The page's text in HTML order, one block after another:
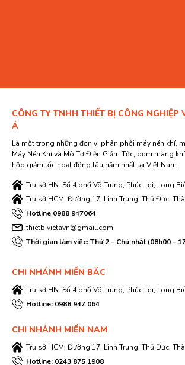
CÔNG TY TNHH THIẾT BỊ CÔNG NGHIỆP
Á
Là một trong những đơn vị phân phối máy nén khí,
Máy Nén Khí và Mô Tơ Điện Giảm Tốc, bơm màng
hộp giảm tốc hoạt động lâu năm nhất tại Việt Nam.
Trụ sở HN: Số 4 phố Võ Trung, Phúc Lợi, Long
Trụ sở HCM: Đường 17, Linh Trung, Thủ Đức,
Hotline 0988 947064
thietbivietavn@gmail.com
Thời gian làm việc: Thứ 2 – Chủ nhật (08h00 –
CHI NHÁNH MIỀN BĂC
Trụ sở HN: Số 4 phố Võ Trung, Phúc Lợi, Long
Hotline: 0988 947 064
CHI NHÁNH MIỀN NAM
Trụ sở HCM: Đường 17, Linh Trung, Thủ Đức,
Hotline: 0243 875 1908